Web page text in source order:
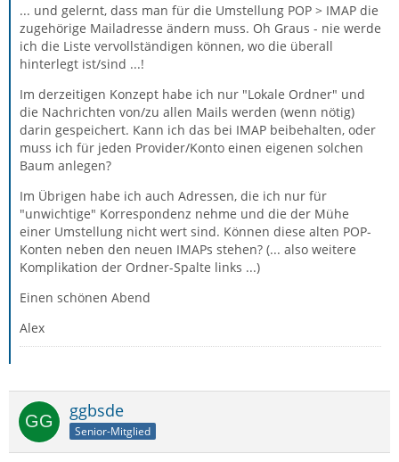
... und gelernt, dass man für die Umstellung POP > IMAP die
zugehörige Mailadresse ändern muss. Oh Graus - nie werde
ich die Liste vervollständigen können, wo die überall
hinterlegt ist/sind ...!
Im derzeitigen Konzept habe ich nur "Lokale Ordner" und
die Nachrichten von/zu allen Mails werden (wenn nötig)
darin gespeichert. Kann ich das bei IMAP beibehalten, oder
muss ich für jeden Provider/Konto einen eigenen solchen
Baum anlegen?
Im Übrigen habe ich auch Adressen, die ich nur für
"unwichtige" Korrespondenz nehme und die der Mühe
einer Umstellung nicht wert sind. Können diese alten POP-
Konten neben den neuen IMAPs stehen? (... also weitere
Komplikation der Ordner-Spalte links ...)
Einen schönen Abend
Alex
ggbsde
Senior-Mitglied